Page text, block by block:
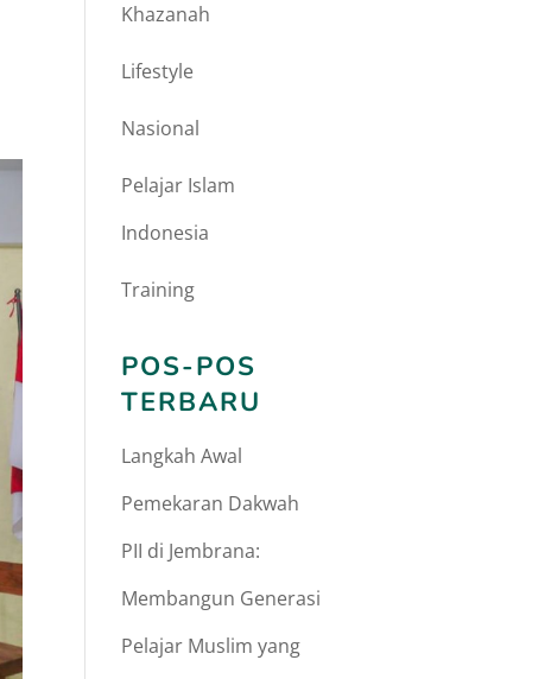
Khazanah
Lifestyle
Nasional
Pelajar Islam
Indonesia
Training
POS-POS
TERBARU
Langkah Awal
Pemekaran Dakwah
PII di Jembrana:
Membangun Generasi
Pelajar Muslim yang